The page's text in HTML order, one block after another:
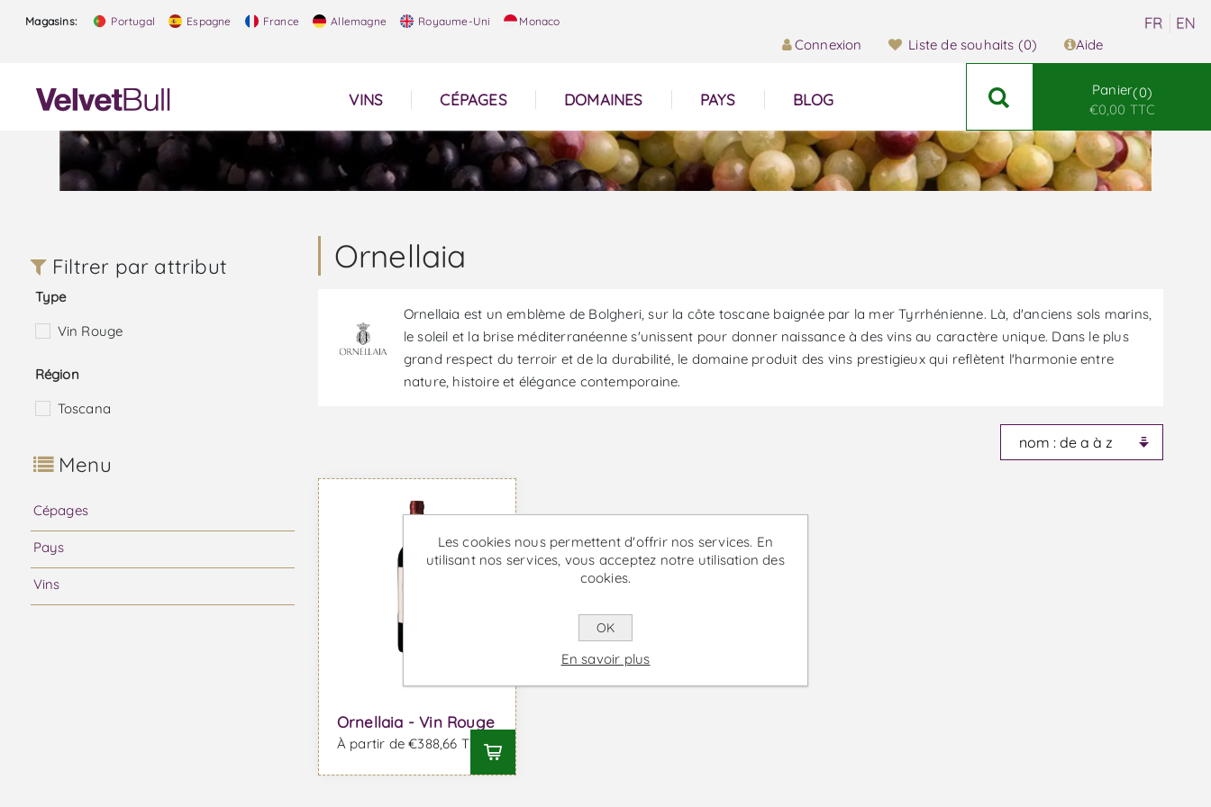
Magasins: Portugal Espagne France Allemagne Royaume-Uni Monaco
Connexion Liste de souhaits (0) Aide
VINS CÉPAGES DOMAINES PAYS BLOG
Panier 0
€0,00 TTC
Ornellaia
Ornellaia est un emblème de Bolgheri, sur la côte toscane baignée par la mer Tyrrhénienne. Là, d'anciens sols marins,
le soleil et la brise méditerranéenne s'unissent pour donner naissance à des vins au caractère unique. Dans le plus
grand respect du terroir et de la durabilité, le domaine produit des vins prestigieux qui reflètent l'harmonie entre
nature, histoire et élégance contemporaine.
Ornellaia - Vin Rouge
À partir de €388,66 TTC
Filtrer par attribut
Type
Vin Rouge
Région
Toscana
Menu
Cépages
Pays
Vins
Les cookies nous permettent d'offrir nos services. En
utilisant nos services, vous acceptez notre utilisation des
cookies.
OK
En savoir plus